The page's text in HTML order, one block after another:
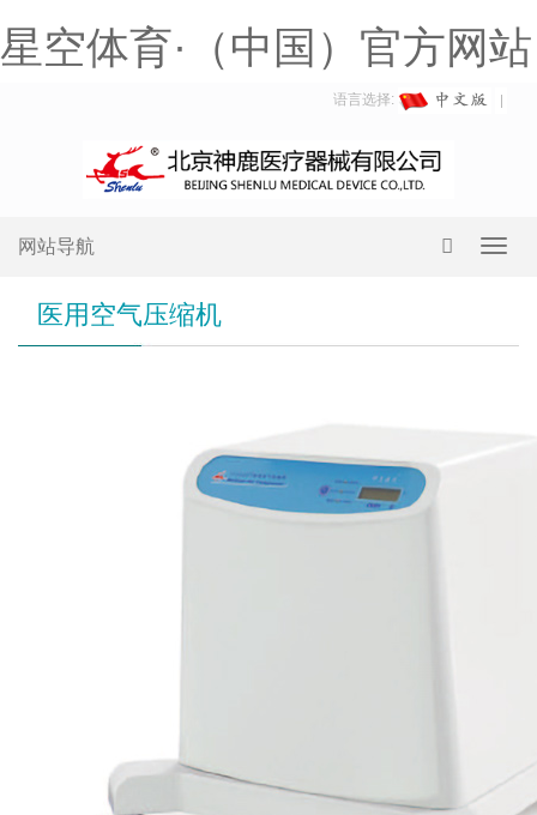
星空体育·（中国）官方网站
语言选择:
网站导航
医用空气压缩机